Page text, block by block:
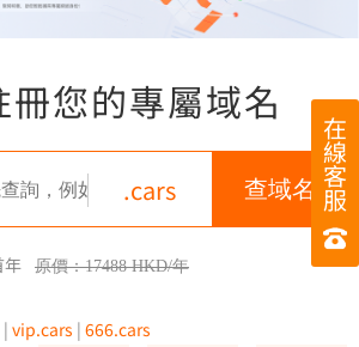
在
線
客
服
冊您的專屬域名
.cars
年 原價：17488 HKD/年
| vip.cars | 666.cars